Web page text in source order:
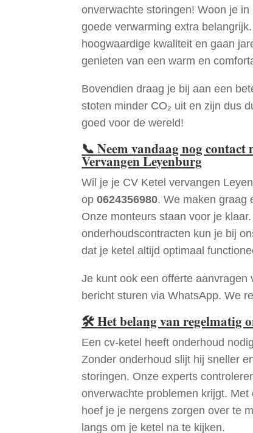
onverwachte storingen! Woon je
goede verwarming extra
hoogwaardige kwaliteit en gaan
genieten van een warm en
Bovendien draag je bij aan een
stoten minder CO₂ uit en zijn dus
goed voor de wereld!
📞Neem vandaag nog contact
Vervangen Leyenburg
Wil je je CV Ketel vervangen
op0624356980. We maken graag
Onze monteurs staan voor je
onderhoudscontracten kun je bij
dat je ketel altijd optimaal
Je kunt ook een offerte aanvragen
bericht sturen via WhatsApp. We
🛠Het belang van regelmatig
Een cv-ketel heeft onderhoud
Zonder onderhoud slijt hij sneller
storingen. Onze experts
onverwachte problemen krijgt.
hoef je je nergens zorgen over te
langs om je ketel na te kijken.